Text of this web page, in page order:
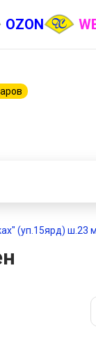
OZON
(уп.15ярд) ш.23